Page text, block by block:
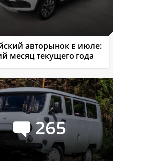
авторынок в июле:
месяц текущего года
265